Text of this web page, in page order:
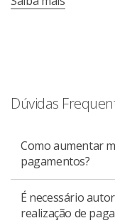
Dúvidas
Como aumentar
pagamentos?
Para esta
para que seja feita
É necessário
realização de